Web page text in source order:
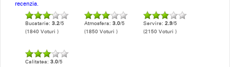
recenzia.
Bucatarie: 3.2/5
(1840 Voturi )
Atmosfera: 3.0/5
(1850 Voturi )
Servire: 2.9/5
(2150 Voturi )
Calitatea: 3.0/5